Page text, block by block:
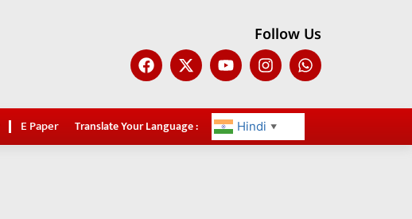
Follow Us
E Paper Translate Your Language : Hindi ▼